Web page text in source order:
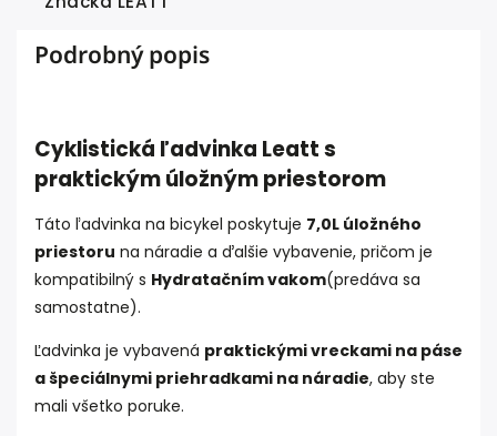
Podrobný popis
Cyklistická ľadvinka Leatt s
praktickým úložným priestorom
Táto ľadvinka na bicykel poskytuje 7,0L úložného
priestoru na náradie a ďalšie vybavenie, pričom je
kompatibilný s Hydratačním vakom(predáva sa
samostatne).
Ľadvinka je vybavená praktickými vreckami na páse
a špeciálnymi priehradkami na náradie, aby ste
mali všetko poruke.